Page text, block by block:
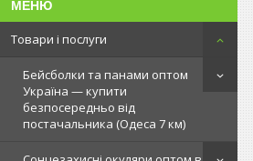
Товари і послуги
Бейсболки та панами оптом
Україна — купити
безпосередньо від
постачальника (Одеса 7 км)